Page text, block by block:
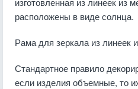
расположены в виде солнца.
Рама для зеркала из линеек
Стандартное правило
если изделия объемные, то